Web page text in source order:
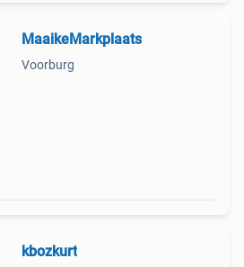
MaaikeMarkplaats
Voorburg
kbozkurt